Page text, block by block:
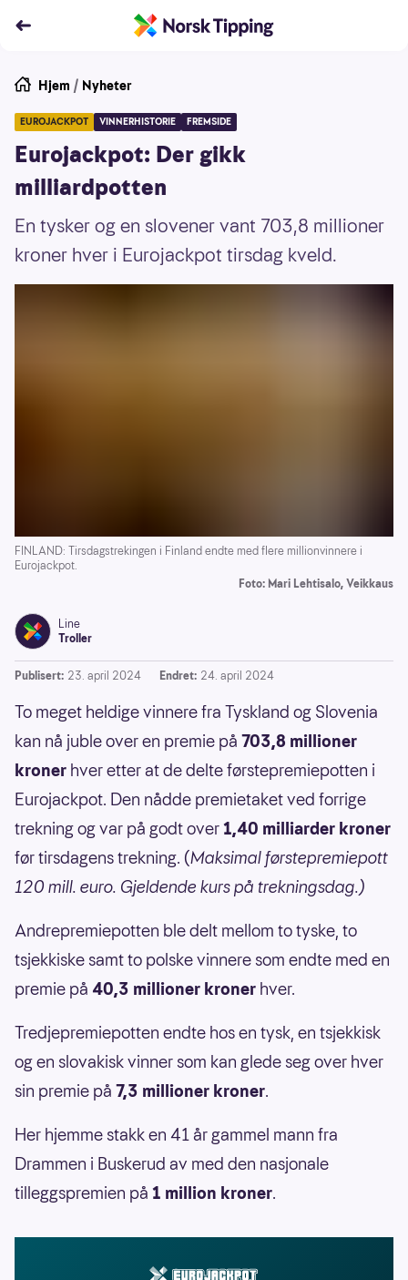
Hjem / Nyheter
EUROJACKPOT VINNERHISTORIE FREMSIDE
Eurojackpot: Der gikk
milliardpotten
En tysker og en slovener vant 703,8 millioner
kroner hver i Eurojackpot tirsdag kveld.
FINLAND: Tirsdagstrekingen i Finland endte med flere millionvinnere i
Eurojackpot.
Foto: Mari Lehtisalo, Veikkaus
Line
Troller
Publisert: 23. april 2024 Endret: 24. april 2024
To meget heldige vinnere fra Tyskland og Slovenia
kan nå juble over en premie på 703,8 millioner
kroner hver etter at de delte førstepremiepotten i
Eurojackpot. Den nådde premietaket ved forrige
trekning og var på godt over1,40 milliarder kroner
før tirsdagens trekning. (Maksimal førstepremiepott
120 mill. euro. Gjeldende kurs på trekningsdag.)
Andrepremiepotten ble delt mellom to tyske, to
tsjekkiske samt to polske vinnere som endte med en
premie på 40,3 millioner kroner hver.
Tredjepremiepotten endte hos en tysk, en tsjekkisk
og en slovakisk vinner som kan glede seg over hver
sin premie på 7,3 millioner kroner.
Her hjemme stakk en 41 år gammel mann fra
Drammen i Buskerud av med den nasjonale
tilleggspremien på 1 million kroner.